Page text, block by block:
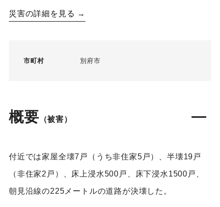
災害の詳細を見る →
市町村 別府市
概要 （被害）
付近では家屋全壊7戸（うち非住家5戸）、半壊19戸
（非住家2戸）、床上浸水500戸、床下浸水1500戸、
朝見沿線の225メートルの道路が決壊した。